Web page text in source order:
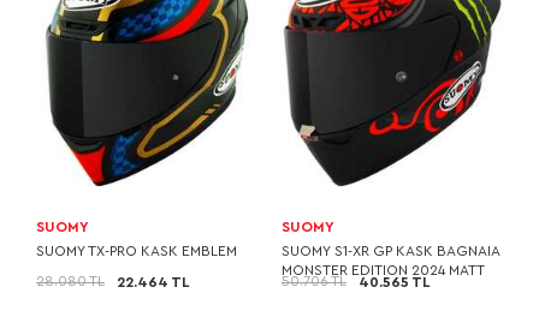
SUOMY
SUOMY TX-PRO KASK EMBLEM
28.080 TL 22.464 TL
SUOMY
SUOMY S1-XR GP KASK BAGNAIA
MONSTER EDITION 2024 MATT
50.706 TL 40.565 TL